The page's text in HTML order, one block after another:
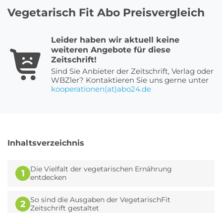
Süßigkeiten Abo Zeitschriften Abo
Vegetarisch Fit Abo Preisvergleich
Leider haben wir aktuell keine
weiteren Angebote für diese
Zeitschrift!
Sind Sie Anbieter der Zeitschrift, Verlag oder
WBZler? Kontaktieren Sie uns gerne unter
kooperationen(at)abo24.de
Inhaltsverzeichnis
1
Die Vielfalt der vegetarischen Ernährung
entdecken
2 So sind die Ausgaben der VegetarischFit
Zeitschrift gestaltet